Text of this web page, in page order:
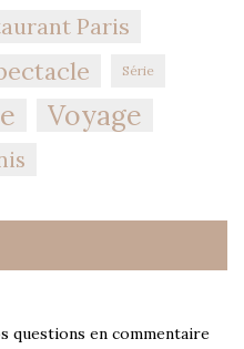
Paris
Série
Voyage
questions en commentaire